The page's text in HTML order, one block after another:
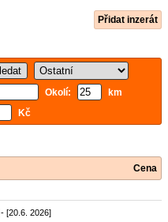
Přidat inzerát
Okolí:
km
Kč
Cena
- [20.6. 2026]